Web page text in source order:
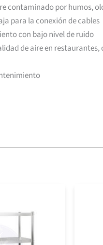
contaminado por humos,
para la conexión de cables
con bajo nivel de ruido
de aire en